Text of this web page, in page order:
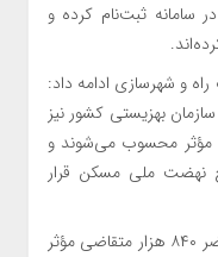
سامانه ثبت‌نام کرده و
و شهرسازی ادامه داد:
بهزیستی کشور نیز
مؤثر محسوب می‌شوند و
نهضت ملی مسکن قرار
وی یادآور شد: جامعه هدف ما در حال حاضر ۸۴۰ هزار متقاضی مؤثر